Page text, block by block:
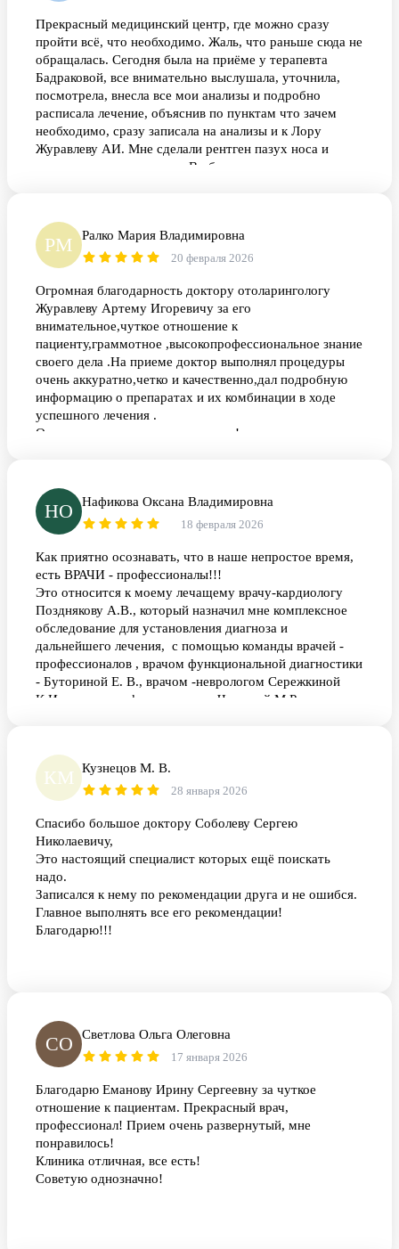
Прекрасный медицинский центр, где можно сразу
пройти всё, что необходимо. Жаль, что раньше сюда не
обращалась. Сегодня была на приёме у терапевта
Бадраковой, все внимательно выслушала, уточнила,
посмотрела, внесла все мои анализы и подробно
расписала лечение, объяснив по пунктам что зачем
необходимо, сразу записала на анализы и к Лору
Журавлеву АИ. Мне сделали рентген пазух носа и
назначили также лечение. В общем за один визит
РМ Ралко Мария Владимировна
20 февраля 2026
Огромная благодарность доктору отоларингологу
Журавлеву Артему Игоревичу за его
внимательное,чуткое отношение к
пациенту,граммотное ,высокопрофессиональное знание
своего дела .На приеме доктор выполнял процедуры
очень аккуратно,четко и качественно,дал подробную
информацию о препаратах и их комбинации в ходе
успешного лечения .
Одназначно рекомендую доктора !
профессиональных ,замечательных докторов ,как
ЖУРАВЛЕВ.А.И.
НО Нафикова Оксана Владимировна
18 февраля 2026
Как приятно осознавать, что в наше непростое время,
есть ВРАЧИ - профессионалы!!!
Это относится к моему лечащему врачу-кардиологу
Позднякову А.В., который назначил мне комплексное
обследование для установления диагноза и
дальнейшего лечения, с помощью команды врачей -
профессионалов , врачом функциональной диагностики
- Буториной Е. В., врачом -неврологом Сережкиной
К.И., врачом - офтальмологом Чшиевой М.Р.
специалистам лаборатории, все четко, быстро и
оперативно, но и конечно невозможно осуществить все
выше перечисленное без слаженной,
администрации в регистратуре. Спасибо всем
огромное! Здоровья, благополучия!
КМ Кузнецов М. В.
28 января 2026
Спасибо большое доктору Соболеву Сергею
Николаевичу,
Это настоящий специалист которых ещё поискать
надо.
Записался к нему по рекомендации друга и не ошибся.
Главное выполнять все его рекомендации!
Благодарю!!!
СО Светлова Ольга Олеговна
17 января 2026
Благодарю Еманову Ирину Сергеевну за чуткое
отношение к пациентам. Прекрасный врач,
профессионал! Прием очень развернутый, мне
понравилось!
Клиника отличная, все есть!
Советую однозначно!